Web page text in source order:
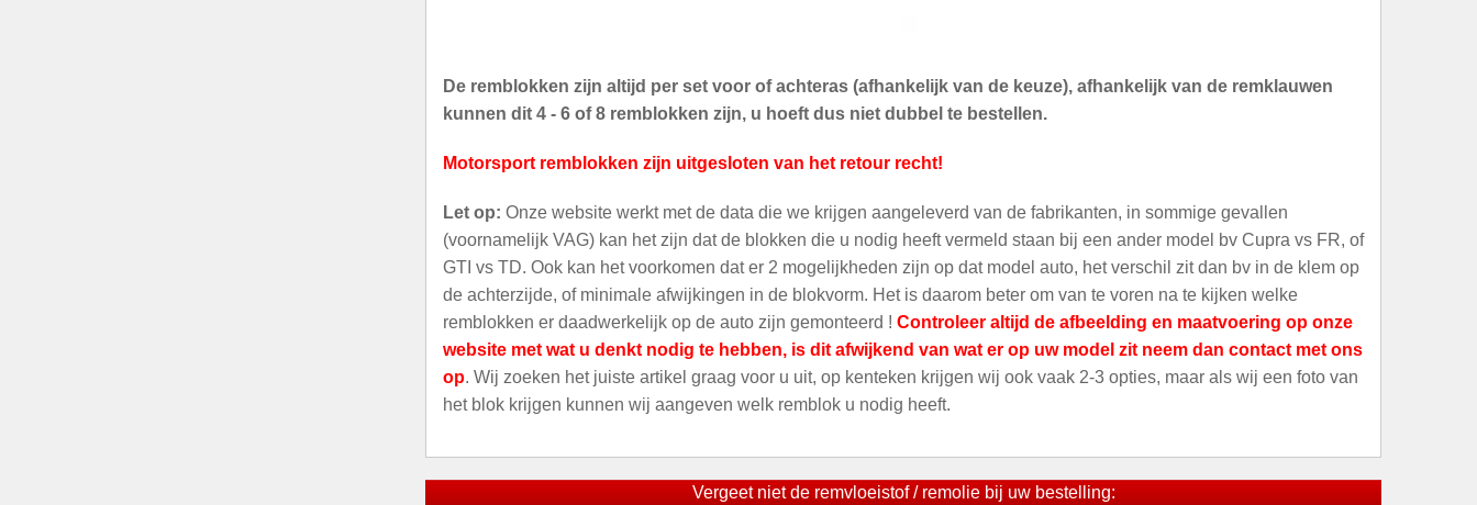
De remblokken zijn altijd per set voor of achteras (afhankelijk van de keuze), afhankelijk van de remklauwen
kunnen dit 4 - 6 of 8 remblokken zijn, u hoeft dus niet dubbel te bestellen.
Motorsport remblokken zijn uitgesloten van het retour recht!
Let op: Onze website werkt met de data die we krijgen aangeleverd van de fabrikanten, in sommige gevallen
(voornamelijk VAG) kan het zijn dat de blokken die u nodig heeft vermeld staan bij een ander model bv Cupra vs FR, of
GTI vs TD. Ook kan het voorkomen dat er 2 mogelijkheden zijn op dat model auto, het verschil zit dan bv in de klem op
de achterzijde, of minimale afwijkingen in de blokvorm. Het is daarom beter om van te voren na te kijken welke
remblokken er daadwerkelijk op de auto zijn gemonteerd ! Controleer altijd de afbeelding en maatvoering op onze
website met wat u denkt nodig te hebben, is dit afwijkend van wat er op uw model zit neem dan contact met ons
op. Wij zoeken het juiste artikel graag voor u uit, op kenteken krijgen wij ook vaak 2-3 opties, maar als wij een foto van
het blok krijgen kunnen wij aangeven welk remblok u nodig heeft.
Vergeet niet de remvloeistof / remolie bij uw bestelling: